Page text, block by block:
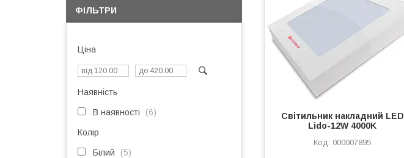
Світильник накладний LED
Lido-12W 4000K
000007895
ФІЛЬТРИ
Ціна
Наявність
В наявності 6
Колір
Білий 5